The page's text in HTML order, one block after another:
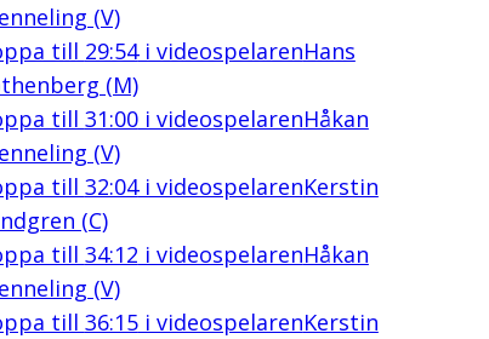
(V)
till 29:54i videospelarenHans
(M)
till 31:00i videospelarenHåkan
(V)
till 32:04i videospelarenKerstin
(C)
till 34:12 i videospelarenHåkan
(V)
till 36:15i videospelarenKerstin